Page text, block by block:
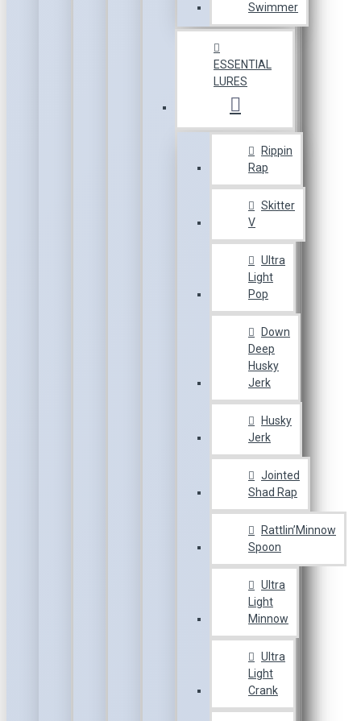
Swimmer
ESSENTIAL
LURES
Rippin
Rap
Skitter
V
Ultra
Light
Pop
Down
Deep
Husky
Jerk
Husky
Jerk
Jointed
Shad Rap
Rattlin’Minnow
Spoon
Ultra
Light
Minnow
Ultra
Light
Crank